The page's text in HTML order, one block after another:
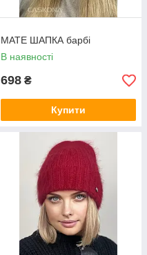
MATE ШАПКА барбі
В наявності
698 ₴
Купити